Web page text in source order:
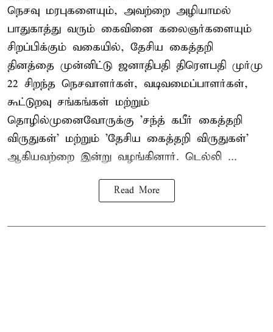
நெசவு மரபுகளையும், அவற்றை அழியாமல்
பாதுகாத்து வரும் கைவினை கலைஞர்களையும்
சிறப்பிக்கும் வகையில், தேசிய கைத்தறி
தினத்தை முன்னிட்டு ஜனாதிபதி திரௌபதி முர்மு
22 சிறந்த நெசவாளர்கள், வடிவமைப்பாளர்கள்,
கூட்டுறவு சங்கங்கள் மற்றும்
தொழில்முனைவோருக்கு 'சந்த் கபீர் கைத்தறி
விருதுகள்' மற்றும் 'தேசிய கைத்தறி விருதுகள்'
ஆகியவற்றை இன்று வழங்கினார். டெல்லி ...
Read More